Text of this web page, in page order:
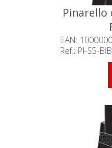
Pinarello
EAN:
Ref.: PI-S5-